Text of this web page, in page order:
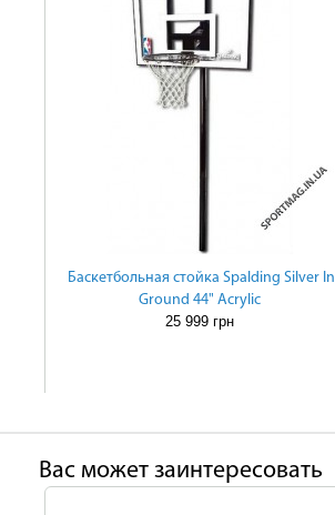
Баскетбольная стойка Spalding Silver In
Ground 44" Acrylic
25 999 грн
Ваc может заинтересовать